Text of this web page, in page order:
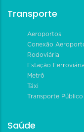
Transporte
Aeroportos
Conexão
Rodoviária
Estação Ferroviária
Metrô
Táxi
Transporte Público
Saúde